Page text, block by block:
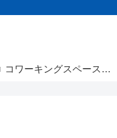
コワーキングスペースと